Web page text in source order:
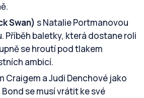
Swan) s Natalie Portmanovou
Příběh baletky, která dostane roli
se hroutí pod tlakem
ambicí.
Craigem a Judi Denchové jako
se musí vrátit ke své